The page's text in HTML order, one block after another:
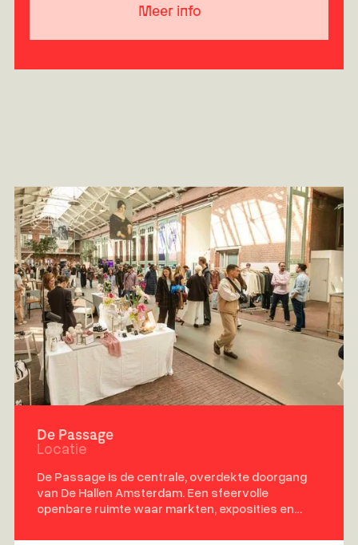
Meer info
De Passage
Locatie
De Passage is de centrale, overdekte doorgang
van De Hallen Amsterdam. Een sfeervolle
openbare ruimte waar markten, exposities en